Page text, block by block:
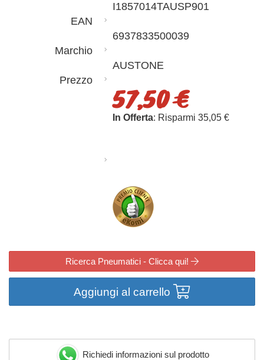
I1857014TAUSP901
EAN
6937833500039
Marchio
AUSTONE
Prezzo
57,50 €
In Offerta: Risparmi 35,05 €
Ricerca Pneumatici - Clicca qui!
Aggiungi al carrello
Richiedi informazioni sul prodotto